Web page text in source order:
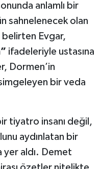
anlamlı bir
sahnelenecek olan
Evgar,
ifadeleriyle ustasına
Dormen’in
bir veda
tiyatro insanı değil,
aydınlatan bir
yer aldı. Demet